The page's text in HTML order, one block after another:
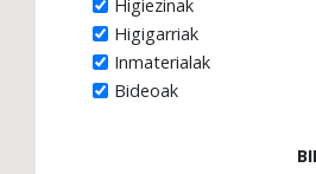
Higiezinak
Higigarriak
Inmaterialak
Bideoak